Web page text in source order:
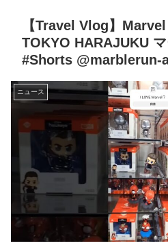
【Travel Vlog】
TOKYO HARAJUKU
#Shorts @marblerun-
ニュース